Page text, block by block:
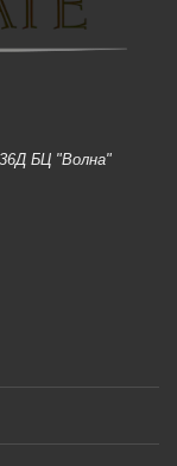
БЦ "Волна"